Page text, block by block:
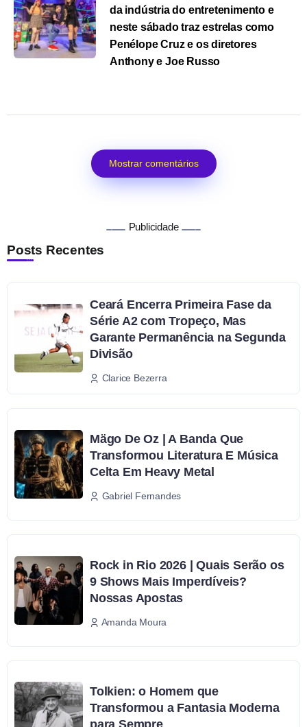
da indústria do entretenimento e
neste sábado traz estrelas como
Penélope Cruz e os diretores
Anthony e Joe Russo
Mostrar comentários
Publicidade
Posts Recentes
Ceará Encerra Primeira Fase da
Série A2 com Tropeço, Mas
Garante Permanência na Segunda
Divisão
Clarice Bezerra
Mägo De Oz | A Banda Que
Transformou Literatura E Música
Celta Em Heavy Metal
Gabriel Fernandes
Rock in Rio 2026 | Quais Serão os
9 Shows Mais Imperdíveis?
Nossas Apostas
Amanda Moura
Tolkien: o Homem que
Transformou a Fantasia Moderna
para Sempre